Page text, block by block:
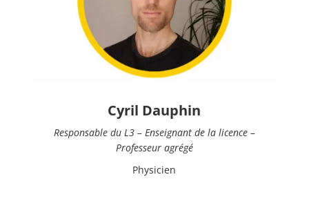
Cyril Dauphin
Responsable du L3 – Enseignant de la licence –
Professeur agrégé
Physicien